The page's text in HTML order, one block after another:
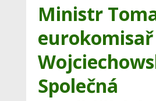
Ministr
eurokomisař
Společná